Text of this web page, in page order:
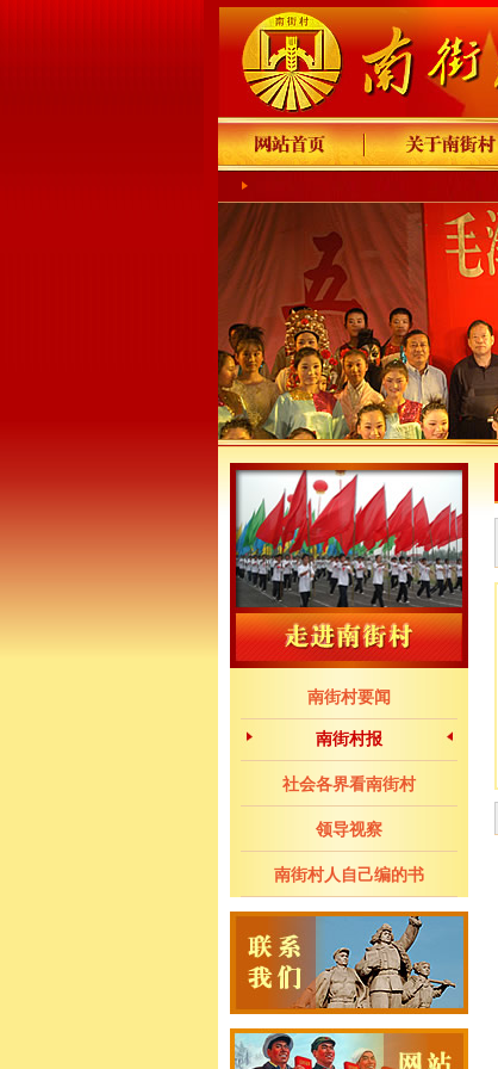
南街村要闻
南街村报
社会各界看南街村
领导视察
南街村人自己编的书